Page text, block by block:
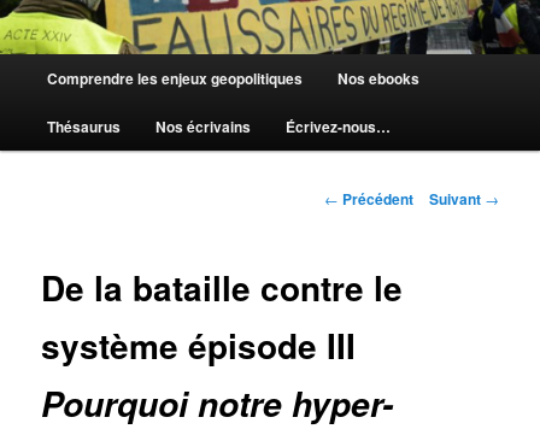
Comprendre les enjeux geopolitiques Nos ebooks
Thésaurus Nos écrivains Écrivez-nous…
Navigation
← Précédent Suivant →
De la bataille contre le
système épisode III
Pourquoi notre hyper-